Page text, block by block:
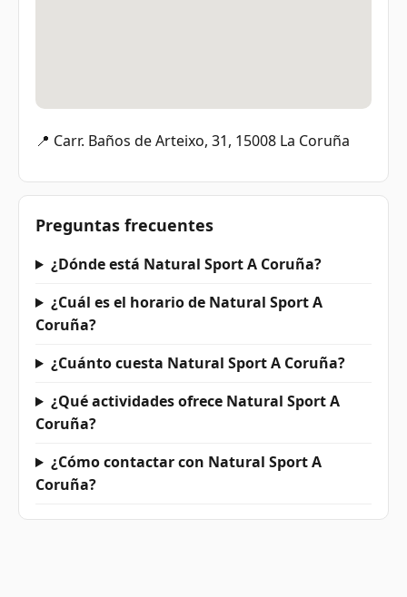
📍 Carr. Baños de Arteixo, 31, 15008 La Coruña
Preguntas frecuentes
¿Dónde está Natural Sport A Coruña?
¿Cuál es el horario de Natural Sport A
Coruña?
¿Cuánto cuesta Natural Sport A Coruña?
¿Qué actividades ofrece Natural Sport A
Coruña?
¿Cómo contactar con Natural Sport A
Coruña?